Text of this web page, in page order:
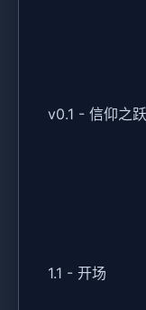
v0.1 - 信仰之跃
1.1 - 开场